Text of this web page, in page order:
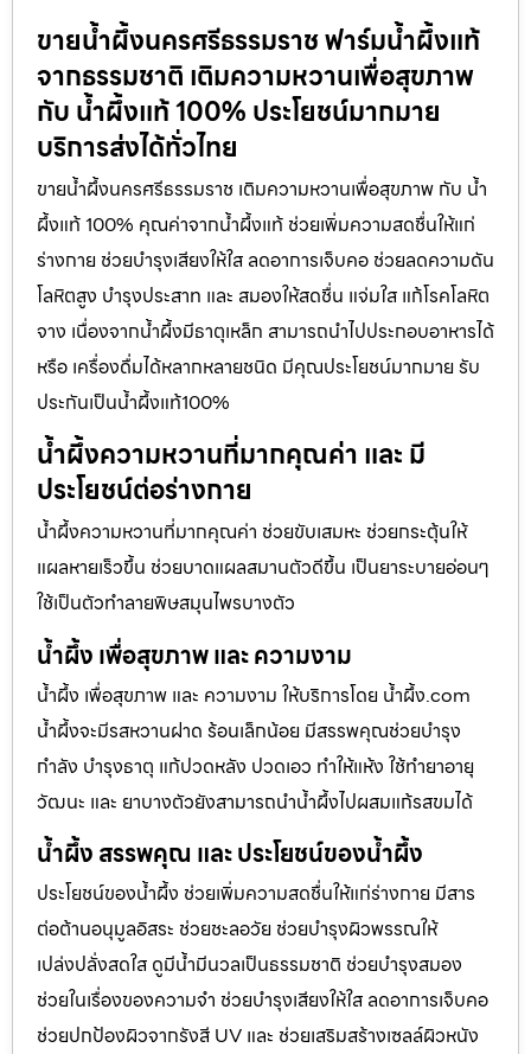
ขายน้ำผึ้งนครศรีธรรมราช ฟาร์มน้ำผึ้งแท้
จากธรรมชาติ เติมความหวานเพื่อสุขภาพ
กับ น้ำผึ้งแท้ 100% ประโยชน์มากมาย
บริการส่งได้ทั่วไทย
ขายน้ำผึ้งนครศรีธรรมราช เติมความหวานเพื่อสุขภาพ กับ น้ำ
ผึ้งแท้ 100% คุณค่าจากน้ำผึ้งแท้ ช่วยเพิ่มความสดชื่นให้แก่
ร่างกาย ช่วยบำรุงเสียงให้ใส ลดอาการเจ็บคอ ช่วยลดความดัน
โลหิตสูง บำรุงประสาท และ สมองให้สดชื่น แจ่มใส แก้โรคโลหิต
จาง เนื่องจากน้ำผึ้งมีธาตุเหล็ก สามารถนำไปประกอบอาหารได้
หรือ เครื่องดื่มได้หลากหลายชนิด มีคุณประโยชน์มากมาย รับ
ประกันเป็นน้ำผึ้งแท้100%
น้ำผึ้งความหวานที่มากคุณค่า และ มี
ประโยชน์ต่อร่างกาย
น้ำผึ้งความหวานที่มากคุณค่า ช่วยขับเสมหะ ช่วยกระตุ้นให้
แผลหายเร็วขึ้น ช่วยบาดแผลสมานตัวดีขึ้น เป็นยาระบายอ่อนๆ
ใช้เป็นตัวทำลายพิษสมุนไพรบางตัว
น้ำผึ้ง เพื่อสุขภาพ และ ความงาม
น้ำผึ้ง เพื่อสุขภาพ และ ความงาม ให้บริการโดย น้ำผึ้ง.com
น้ำผึ้งจะมีรสหวานฝาด ร้อนเล็กน้อย มีสรรพคุณช่วยบำรุง
กำลัง บำรุงธาตุ แก้ปวดหลัง ปวดเอว ทำให้แห้ง ใช้ทำยาอายุ
วัฒนะ และ ยาบางตัวยังสามารถนำน้ำผึ้งไปผสมแก้รสขมได้
น้ำผึ้ง สรรพคุณ และ ประโยชน์ของน้ำผึ้ง
ประโยชน์ของน้ำผึ้ง ช่วยเพิ่มความสดชื่นให้แก่ร่างกาย มีสาร
ต่อต้านอนุมูลอิสระ ช่วยชะลอวัย ช่วยบำรุงผิวพรรณให้
เปล่งปลั่งสดใส ดูมีน้ำมีนวลเป็นธรรมชาติ ช่วยบำรุงสมอง
ช่วยในเรื่องของความจำ ช่วยบำรุงเสียงให้ใส ลดอาการเจ็บคอ
ช่วยปกป้องผิวจากรังสี UV และ ช่วยเสริมสร้างเซลล์ผิวหนัง